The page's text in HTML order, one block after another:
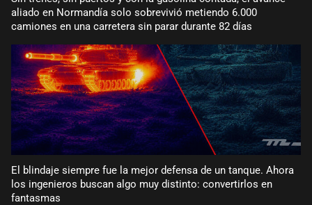
aliado en Normandía solo sobrevivió metiendo 6.000
camiones en una carretera sin parar durante 82 días
El blindaje siempre fue la mejor defensa de un tanque. Ahora
los ingenieros buscan algo muy distinto: convertirlos en
fantasmas